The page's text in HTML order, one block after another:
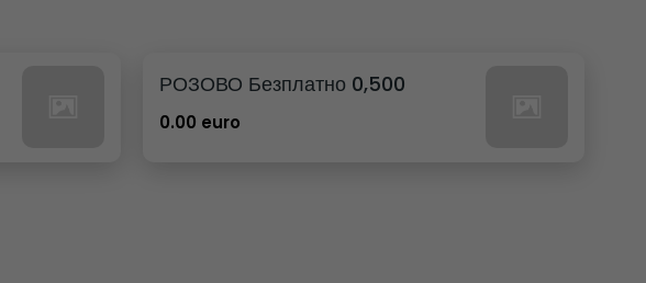
РОЗОВО Безплатно 0,500
0.00 euro